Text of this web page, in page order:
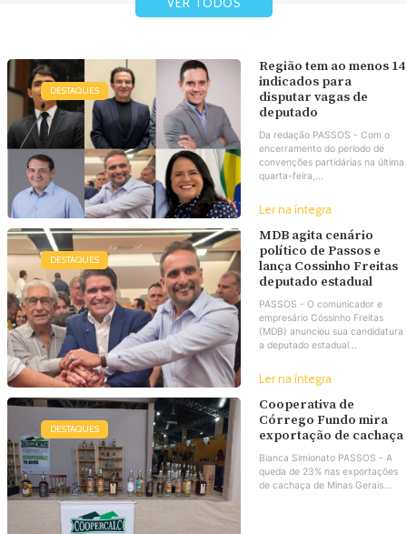
VER TODOS
DESTAQUES
Região tem ao menos 14
indicados para
disputar vagas de
deputado
Da redação PASSOS - Com o
encerramento do período de
convenções partidárias na última
quarta-feira,...
Ler na íntegra
DESTAQUES
MDB agita cenário
político de Passos e
lança Cossinho Freitas
deputado estadual
PASSOS - O comunicador e
empresário Cóssinho Freitas
(MDB) anunciou sua candidatura
a deputado estadual...
Ler na íntegra
DESTAQUES
Cooperativa de
Córrego Fundo mira
exportação de cachaça
Bianca Simionato PASSOS - A
queda de 23% nas exportações
de cachaça de Minas Gerais...